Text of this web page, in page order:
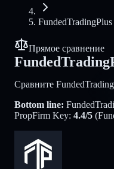
FundedTradingPlus
Прямое сравнение
Сравните
Bottom line:
PropFirm Key: 4.4/5 (